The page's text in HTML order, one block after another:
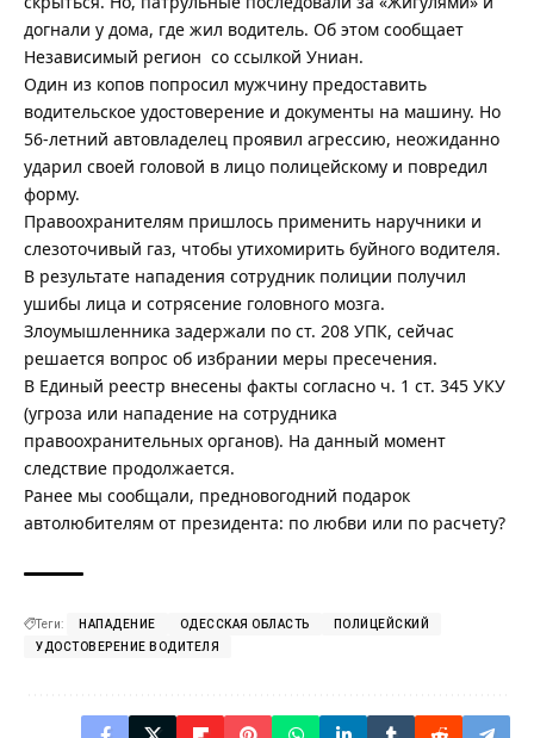
догнали у дома, где жил водитель. Об этом сообщает
Независимый регион со ссылкой Униан.
Один из копов попросил мужчину предоставить
водительское удостоверение и документы на машину. Но
56-летний автовладелец проявил агрессию, неожиданно
ударил своей головой в лицо полицейскому и повредил
форму.
Правоохранителям пришлось применить наручники и
слезоточивый газ, чтобы утихомирить буйного водителя.
В результате нападения сотрудник полиции получил
ушибы лица и сотрясение головного мозга.
Злоумышленника задержали по ст. 208 УПК, сейчас
решается вопрос об избрании меры пресечения.
В Единый реестр внесены факты согласно ч. 1 ст. 345 УКУ
(угроза или нападение на сотрудника
правоохранительных органов). На данный момент
следствие продолжается.
Ранее мы сообщали, предновогодний подарок
автолюбителям от президента: по любви или по расчету?
Теги: НАПАДЕНИЕ ОДЕССКАЯ ОБЛАСТЬ
ПОЛИЦЕЙСКИЙ
УДОСТОВЕРЕНИЕ ВОДИТЕЛЯ